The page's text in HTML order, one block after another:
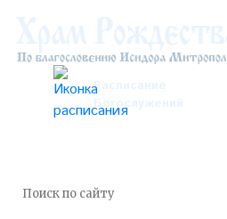
Расписание
Богослужений